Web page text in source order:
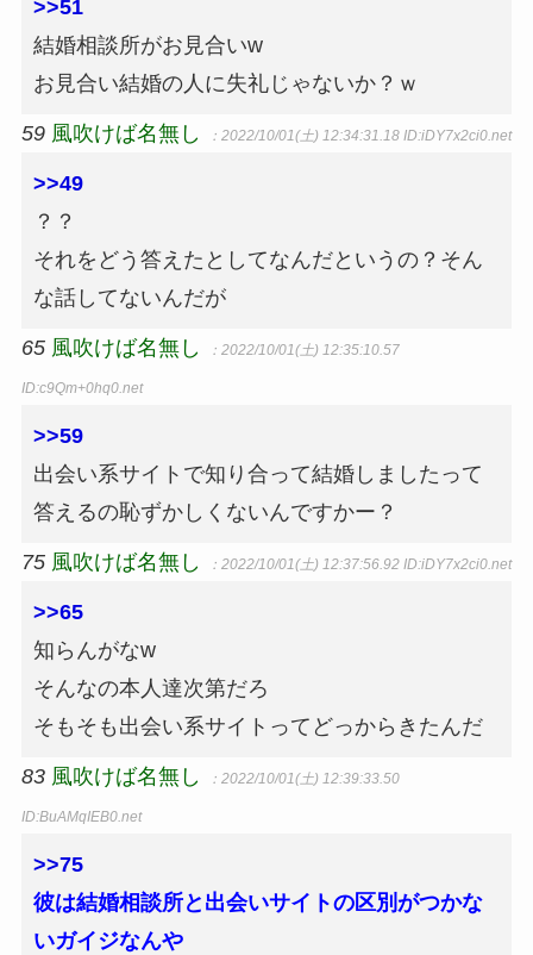
>>51
結婚相談所がお見合いw
お見合い結婚の人に失礼じゃないか？ｗ
59 風吹けば名無し ：2022/10/01(土) 12:34:31.18 ID:iDY7x2ci0.net
>>49
？？
それをどう答えたとしてなんだというの？そん
な話してないんだが
65 風吹けば名無し ：2022/10/01(土) 12:35:10.57
ID:c9Qm+0hq0.net
>>59
出会い系サイトで知り合って結婚しましたって
答えるの恥ずかしくないんですかー？
75 風吹けば名無し ：2022/10/01(土) 12:37:56.92 ID:iDY7x2ci0.net
>>65
知らんがなw
そんなの本人達次第だろ
そもそも出会い系サイトってどっからきたんだ
83 風吹けば名無し ：2022/10/01(土) 12:39:33.50
ID:BuAMqIEB0.net
>>75
彼は結婚相談所と出会いサイトの区別がつかな
いガイジなんや